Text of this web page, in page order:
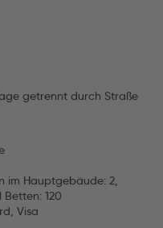
getrennt durch Straße
im Hauptgebäude: 2,
120
Visa